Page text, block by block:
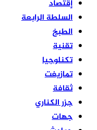
إقتصاد
السلطة الرابعة
الطبخ
تقنية
تكنلوجيا
تمازيغت
ثقافة
جزر الكناري
جهات